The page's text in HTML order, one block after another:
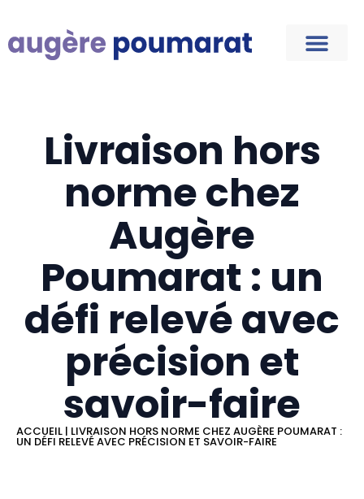
Livraison hors
norme chez
Augère
Poumarat : un
défi relevé avec
précision et
savoir-faire
ACCUEIL | LIVRAISON HORS NORME CHEZ AUGÈRE POUMARAT :
UN DÉFI RELEVÉ AVEC PRÉCISION ET SAVOIR-FAIRE